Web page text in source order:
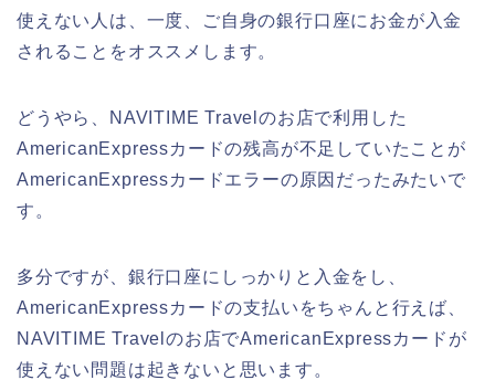
使えない人は、一度、ご自身の銀行口座にお金が入金
されることをオススメします。
どうやら、NAVITIME Travelのお店で利用した
AmericanExpressカードの残高が不足していたことが
AmericanExpressカードエラーの原因だったみたいで
す。
多分ですが、銀行口座にしっかりと入金をし、
AmericanExpressカードの支払いをちゃんと行えば、
NAVITIME Travelのお店でAmericanExpressカードが
使えない問題は起きないと思います。